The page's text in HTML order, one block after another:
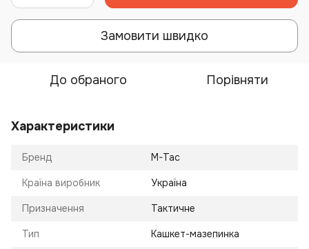
Замовити швидко
До обраного Порівняти
Характеристики
Бренд M-Tac
Країна виробник Україна
Призначення Тактичне
Тип Кашкет-мазепинка